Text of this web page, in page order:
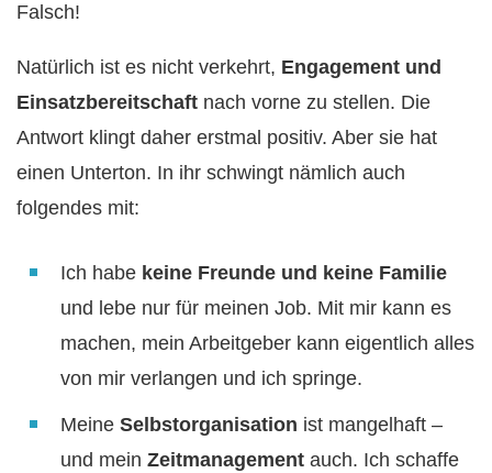
Falsch!
Natürlich ist es nicht verkehrt, Engagement und
Einsatzbereitschaft nach vorne zu stellen. Die
Antwort klingt daher erstmal positiv. Aber sie hat
einen Unterton. In ihr schwingt nämlich auch
folgendes mit:
Ich habe keine Freunde und keine Familie
und lebe nur für meinen Job. Mit mir kann es
machen, mein Arbeitgeber kann eigentlich alles
von mir verlangen und ich springe.
Meine Selbstorganisation ist mangelhaft –
und mein Zeitmanagement auch. Ich schaffe